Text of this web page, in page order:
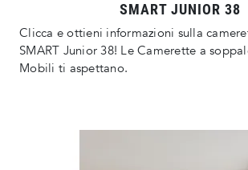
SMART JUNIOR 38
Clicca e ottieni informazioni sulla
SMART Junior 38! Le Camerette a
Mobili ti aspettano.